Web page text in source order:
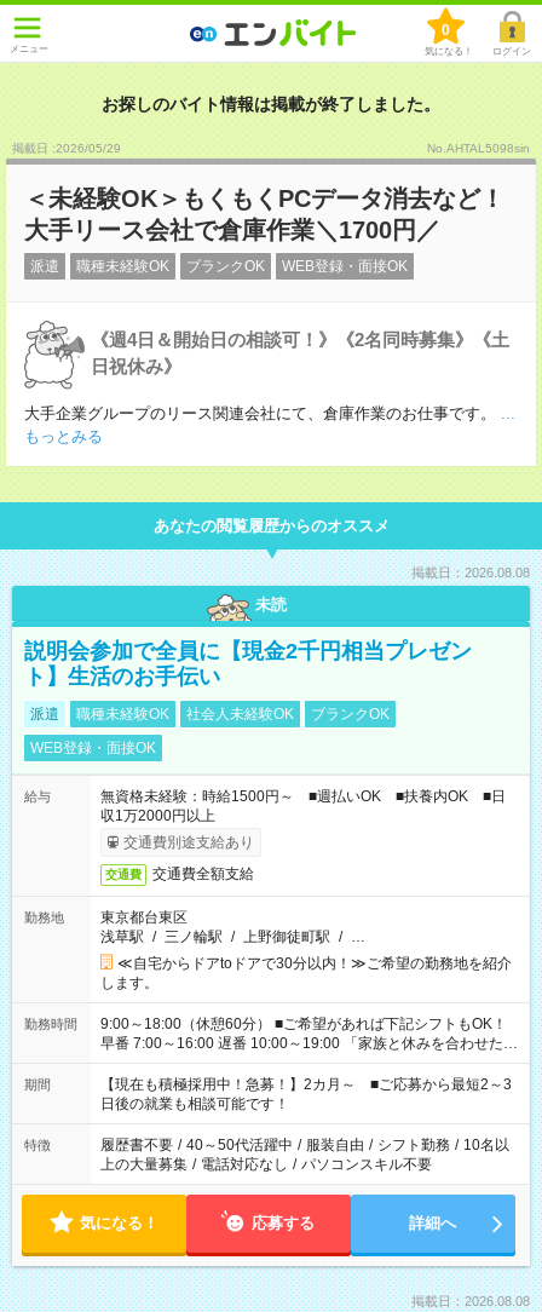
メニュー
0
気になる！ ログイン
お探しのバイト情報は掲載が終了しました。
掲載日 :2026/05/29 No.AHTAL5098sin
＜未経験OK＞もくもくPCデータ消去など！
大手リース会社で倉庫作業＼1700円／
派遣 職種未経験OK ブランクOK WEB登録・面接OK
《週4日＆開始日の相談可！》《2名同時募集》《土
日祝休み》
大手企業グループのリース関連会社にて、倉庫作業のお仕事です。
...
もっとみる
あなたの閲覧履歴からのオススメ
掲載日：2026.08.08
未読
説明会参加で全員に【現金2千円相当プレゼン
ト】生活のお手伝い
派遣 職種未経験OK 社会人未経験OK
ブランクOK
WEB登録・面接OK
給与
無資格未経験：時給1500円～ ■週払いOK ■扶養内OK ■日
収1万2000円以上
交通費別途支給あり
交通費 交通費全額支給
勤務地
東京都台東区
浅草駅 / 三ノ輪駅 / 上野御徒町駅 / …
≪自宅からドアtoドアで30分以内！≫ご希望の勤務地を紹介
します。
勤務時間
9:00～18:00（休憩60分） ■ご希望があれば下記シフトもOK！
早番 7:00～16:00 遅番 10:00～19:00 「家族と休みを合わせた
い」 「余裕を持って夕飯の準備がしたい」 「できれば残業はし
たくない」 など、ご希望を教えてくださいね。 ※Wワーク希望
の方へ 今ご覧のお仕事で希望する勤務時間と、もう1つのお仕事
の勤務時間。 合計で週40時間を超える場合は応募できません。
期間
【現在も積極採用中！急募！】2カ月～ ■ご応募から最短2～3
日後の就業も相談可能です！
特徴 履歴書不要 / 40～50代活躍中 / 服装自由 / シフト勤務 / 10名以
上の大量募集 / 電話対応なし / パソコンスキル不要
気になる！ 応募する 詳細へ
掲載日：2026.08.08